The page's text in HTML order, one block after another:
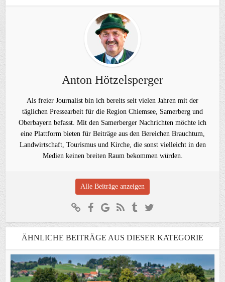
Anton Hötzelsperger
Als freier Journalist bin ich bereits seit vielen Jahren mit der
täglichen Pressearbeit für die Region Chiemsee, Samerberg und
Oberbayern befasst. Mit den Samerberger Nachrichten möchte ich
eine Plattform bieten für Beiträge aus den Bereichen Brauchtum,
Landwirtschaft, Tourismus und Kirche, die sonst vielleicht in den
Medien keinen breiten Raum bekommen würden.
Alle Beiträge anzeigen
ÄHNLICHE BEITRÄGE AUS DIESER KATEGORIE